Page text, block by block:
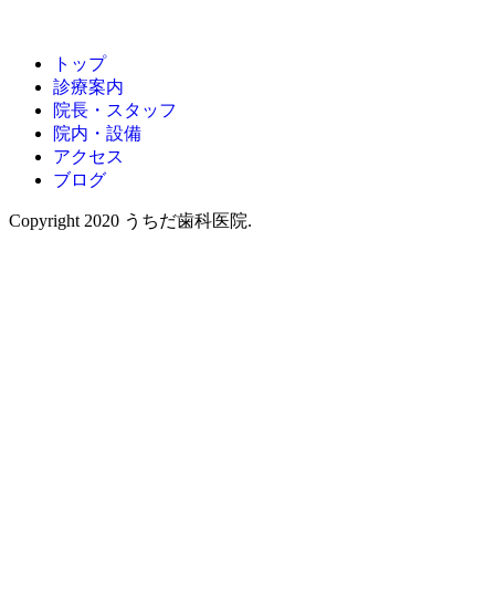
トップ
診療案内
院長・スタッフ
院内・設備
アクセス
ブログ
Copyright 2020 うちだ歯科医院.